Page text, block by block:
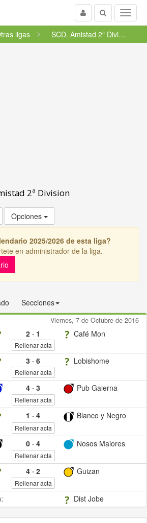
Menu
Buscar
Usuario
ligas SCD. Amistad 2ª Division
2ª Division
Opciones
2025/2026 de esta liga?
en administrador de la liga.
Secciones
Viernes, 7 de Octubre de 2016
2· 1 Café Mon
Rellenar acta
3· 6 Lobishome
Rellenar acta
4· 3 Pub Galerna
Rellenar acta
1 · 4 Blanco y Negro
Rellenar acta
0· 4 Nosos Maiores
Rellenar acta
4· 2 Guizan
Rellenar acta
Dist Jobe